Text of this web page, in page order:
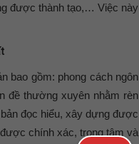
được thành tạo,… Việc này
bao gồm: phong cách ngôn
đề thường xuyên nhằm rèn
đọc hiểu, xây dựng được
chính xác, trọng tâm và